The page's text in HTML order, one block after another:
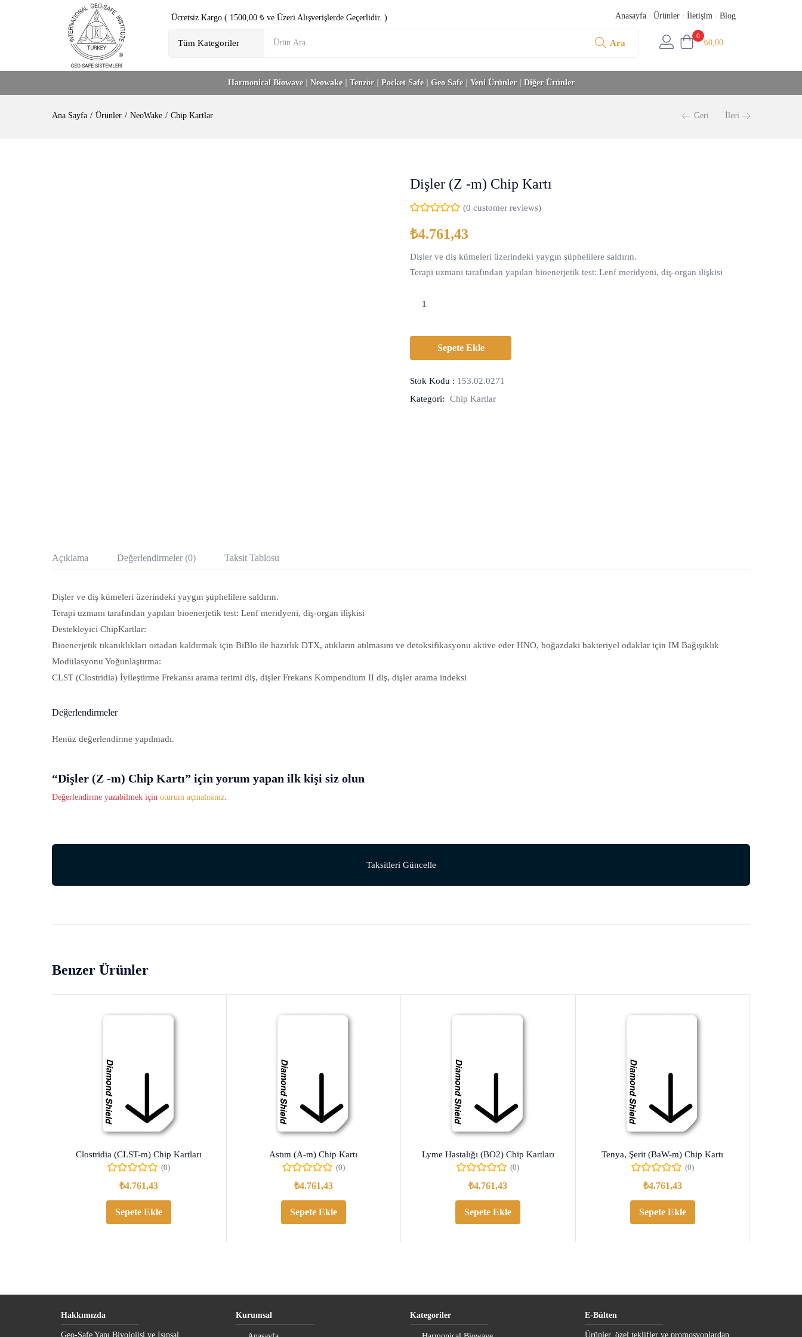
Ücretsiz Kargo ( 1500,00 ₺ ve Üzeri Alışverişlerde Geçerlidir. ) Anasayfa Ürünler İletişim Blog
Ara
0
₺0,00
Harmonical Biowave Neowake Tenzör Pocket Safe Geo Safe Yeni Ürünler Diğer Ürünler
Ana Sayfa Ürünler NeoWake Chip Kartlar Geri İleri
Dişler (Z -m) Chip Kartı
(0 customer reviews)
₺4.761,43
Dişler ve diş kümeleri üzerindeki yaygın şüphelilere saldırın.
Terapi uzmanı tarafından yapılan bioenerjetik test: Lenf meridyeni, diş-organ ilişkisi
Sepete Ekle
Stok Kodu : 153.02.0271
Kategori:
Chip Kartlar
Açıklama Değerlendirmeler (0) Taksit Tablosu
Dişler ve diş kümeleri üzerindeki yaygın şüphelilere saldırın.
Terapi uzmanı tarafından yapılan bioenerjetik test: Lenf meridyeni, diş-organ ilişkisi
Destekleyici ChipKartlar:
Bioenerjetik tıkanıklıkları ortadan kaldırmak için BiBlo ile hazırlık DTX, atıkların atılmasını ve detoksifikasyonu aktive eder HNO, boğazdaki bakteriyel odaklar için IM Bağışıklık
Modülasyonu Yoğunlaştırma:
CLST (Clostridia) İyileştirme Frekansı arama terimi diş, dişler Frekans Kompendium II diş, dişler arama indeksi
Değerlendirmeler
Henüz değerlendirme yapılmadı.
“Dişler (Z -m) Chip Kartı” için yorum yapan ilk kişi siz olun
Değerlendirme yazabilmek için oturum açmalısınız
Taksitleri Güncelle
Benzer Ürünler
Clostridia (CLST-m) Chip Kartları
(0)
₺4.761,43
Sepete Ekle
Astım (A-m) Chip Kartı
(0)
₺4.761,43
Sepete Ekle
Lyme Hastalığı (BO2) Chip Kartları
(0)
₺4.761,43
Sepete Ekle
Tenya, Şerit (BaW-m) Chip Kartı
(0)
₺4.761,43
Sepete Ekle
Hakkımızda
Geo-Safe Yapı Biyolojisi ve Işınsal
Kurumsal Kategoriler E-Bülten
Ürünler, özel teklifler ve promosyonlardan